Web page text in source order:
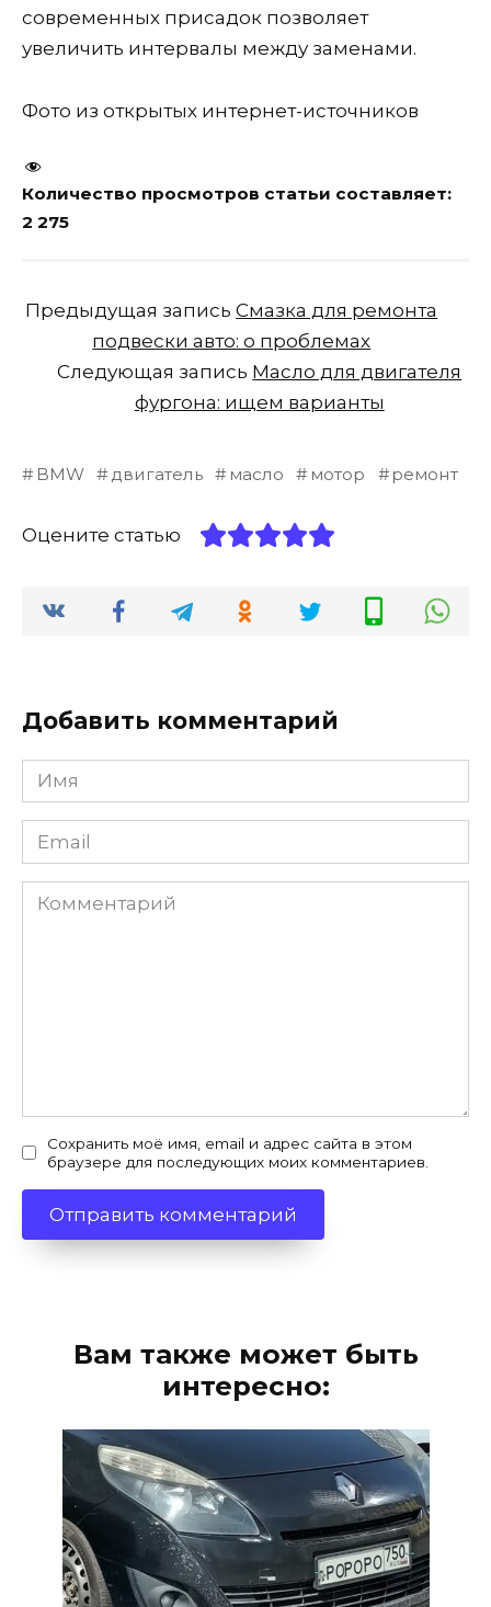
современных присадок позволяет
увеличить интервалы между заменами.
Фото из открытых интернет-источников
Количество просмотров статьи составляет:
2 275
Предыдущая записьСмазка для ремонта
подвески авто: о проблемах
Следующая запись Масло для двигателя
фургона: ищем варианты
BMW двигатель масло мотор ремонт
Оцените статью
Добавить комментарий
Имя
Email
Комментарий
Сохранить моё имя, email и адрес сайта в этом
браузере для последующих моих комментариев.
Вам также может быть
интересно: